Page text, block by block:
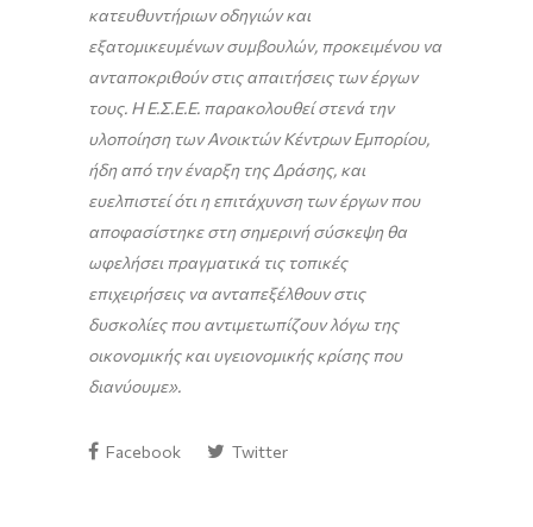
κατευθυντήριων οδηγιών και
εξατομικευμένων συμβουλών, προκειμένου να
ανταποκριθούν στις απαιτήσεις των έργων
τους. Η Ε.Σ.Ε.Ε. παρακολουθεί στενά την
υλοποίηση των Ανοικτών Κέντρων Εμπορίου,
ήδη από την έναρξη της Δράσης, και
ευελπιστεί ότι η επιτάχυνση των έργων που
αποφασίστηκε στη σημερινή σύσκεψη θα
ωφελήσει πραγματικά τις τοπικές
επιχειρήσεις να ανταπεξέλθουν στις
δυσκολίες που αντιμετωπίζουν λόγω της
οικονομικής και υγειονομικής κρίσης που
διανύουμε».
Facebook Twitter